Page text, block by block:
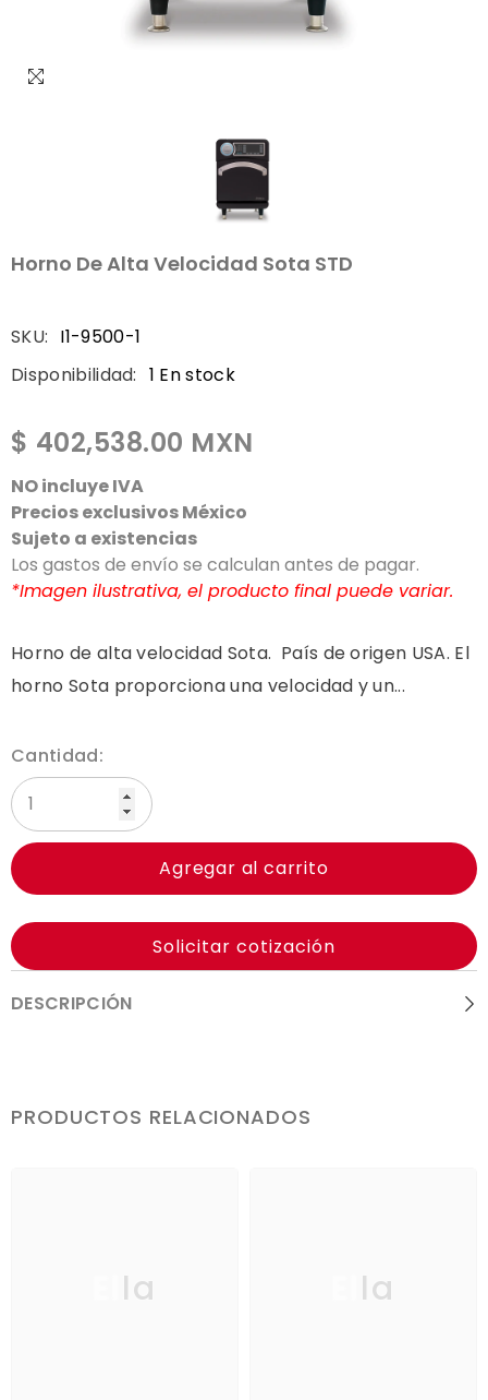
Horno De Alta Velocidad Sota STD
SKU: I1-9500-1
Disponibilidad: 1 En stock
$ 402,538.00 MXN
NO incluye IVA
Precios exclusivos México
Sujeto a existencias
Los gastos de envío se calculan antes de pagar.
*Imagen ilustrativa, el producto final puede variar.
Horno de alta velocidad Sota. País de origen USA. El
horno Sota proporciona una velocidad y un...
Cantidad:
Agregar al carrito
Solicitar cotización
DESCRIPCIÓN
PRODUCTOS RELACIONADOS
Ella Ella